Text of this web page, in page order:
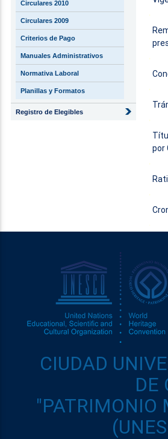
Circulares 2010
Circulares 2009
Criterios de Pago
Manuales Administrativos
Normativa Laboral
Planillas y Formatos
Registro de Elegibles
por
CIUDAD
DE
"PATRIMONIO